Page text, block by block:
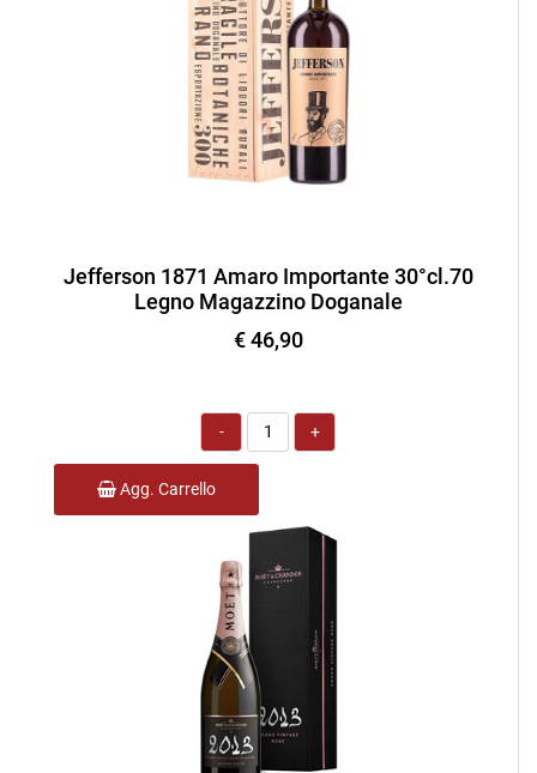
Jefferson 1871 Amaro Importante 30°cl.70
Legno Magazzino Doganale
€ 46,90
Quantità
Agg. Carrello